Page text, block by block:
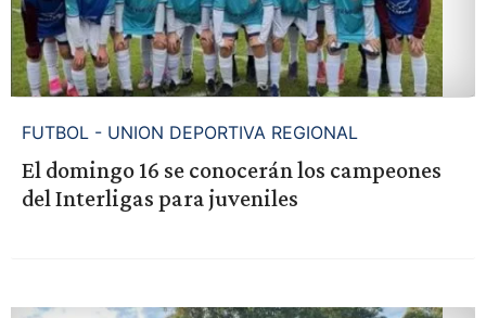
FUTBOL - UNION DEPORTIVA REGIONAL
El domingo 16 se conocerán los campeones
del Interligas para juveniles